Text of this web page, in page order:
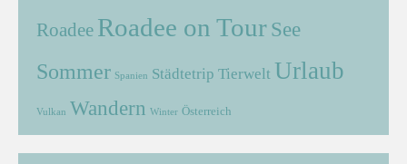
Roadee Roadee on Tour See
Sommer Spanien Städtetrip Tierwelt Urlaub
Vulkan Wandern Winter Österreich